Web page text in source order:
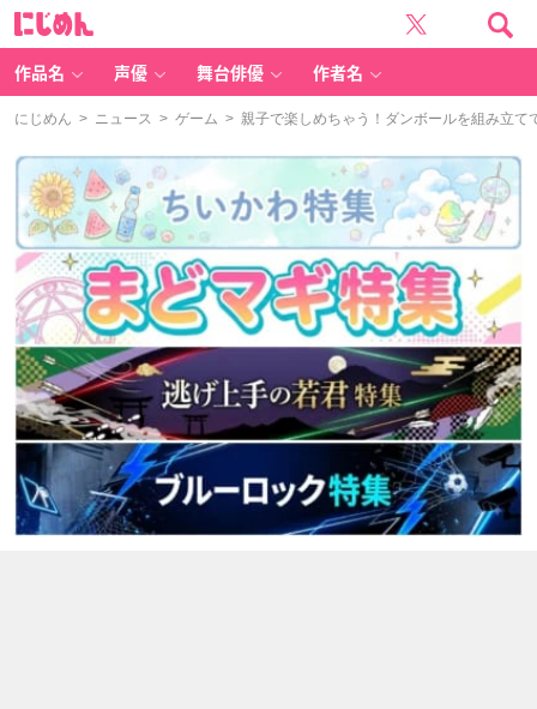
作品名 声優 舞台俳優 作者名
にじめん > ニュース > ゲーム > 親子で楽しめちゃう！ダンボールを組み立